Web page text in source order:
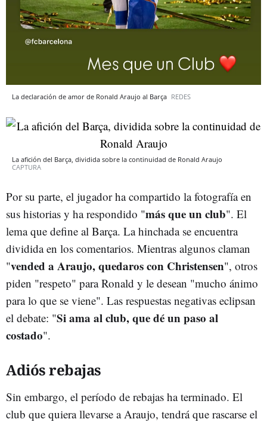
La declaración de amor de Ronald Araujo al Barça REDES
La afición del Barça, dividida sobre la continuidad de Ronald Araujo
CAPTURA
Por su parte, el jugador ha compartido la fotografía en
sus historias y ha respondido "más que un club". El
lema que define al Barça. La hinchada se encuentra
dividida en los comentarios. Mientras algunos claman
"vended a Araujo, quedaros con Christensen", otros
piden "respeto" para Ronald y le desean "mucho ánimo
para lo que se viene". Las respuestas negativas eclipsan
el debate: "Si ama al club, que dé un paso al
costado".
Adiós rebajas
Sin embargo, el período de rebajas ha terminado. El
club que quiera llevarse a Araujo, tendrá que rascarse el